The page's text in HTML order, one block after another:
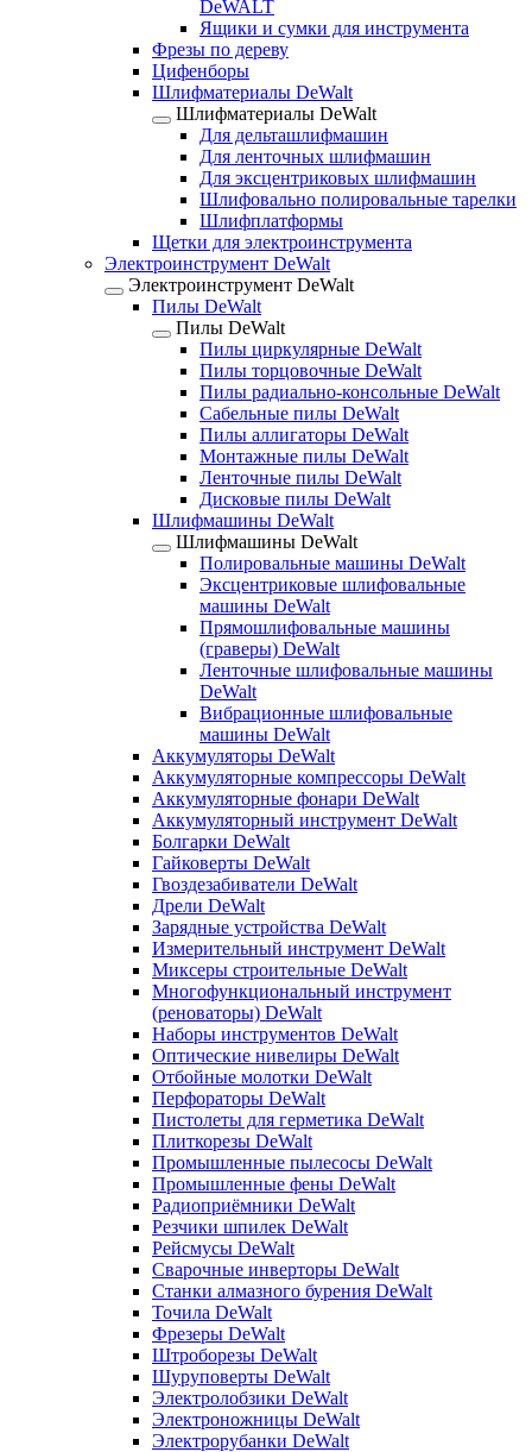
DeWALT
Ящики и сумки для инструмента
Фрезы по дереву
Цифенборы
Шлифматериалы DeWalt
Шлифматериалы DeWalt
Для дельташлифмашин
Для ленточных шлифмашин
Для эксцентриковых шлифмашин
Шлифовально полировальные тарелки
Шлифплатформы
Щетки для электроинструмента
Электроинструмент DeWalt
Электроинструмент DeWalt
Пилы DeWalt
Пилы DeWalt
Пилы циркулярные DeWalt
Пилы торцовочные DeWalt
Пилы радиально-консольные DeWalt
Сабельные пилы DeWalt
Пилы аллигаторы DeWalt
Монтажные пилы DeWalt
Ленточные пилы DeWalt
Дисковые пилы DeWalt
Шлифмашины DeWalt
Шлифмашины DeWalt
Полировальные машины DeWalt
Эксцентриковые шлифовальные
машины DeWalt
Прямошлифовальные машины
(граверы) DeWalt
Ленточные шлифовальные машины
DeWalt
Вибрационные шлифовальные
машины DeWalt
Аккумуляторы DeWalt
Аккумуляторные компрессоры DeWalt
Аккумуляторные фонари DeWalt
Аккумуляторный инструмент DeWalt
Болгарки DeWalt
Гайковерты DeWalt
Гвоздезабиватели DeWalt
Дрели DeWalt
Зарядные устройства DeWalt
Измерительный инструмент DeWalt
Миксеры строительные DeWalt
Многофункциональный инструмент
(реноваторы) DeWalt
Наборы инструментов DeWalt
Оптические нивелиры DeWalt
Отбойные молотки DeWalt
Перфораторы DeWalt
Пистолеты для герметика DeWalt
Плиткорезы DeWalt
Промышленные пылесосы DeWalt
Промышленные фены DeWalt
Радиоприёмники DeWalt
Резчики шпилек DeWalt
Рейсмусы DeWalt
Сварочные инверторы DeWalt
Станки алмазного бурения DeWalt
Точила DeWalt
Фрезеры DeWalt
Штроборезы DeWalt
Шуруповерты DeWalt
Электролобзики DeWalt
Электроножницы DeWalt
Электрорубанки DeWalt